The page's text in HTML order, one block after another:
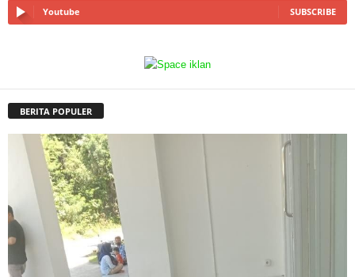
Youtube SUBSCRIBE
BERITA POPULER